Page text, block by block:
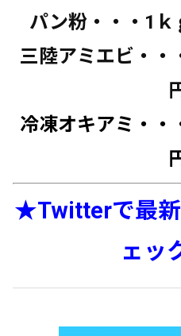
パン粉・・・1
三陸アミエビ・
冷凍オキアミ・
★Twitterで最
ェッ